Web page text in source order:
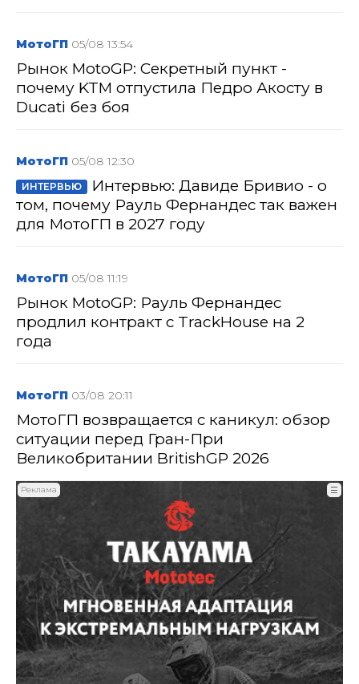
МотоГП 05/08 13:54
Рынок MotoGP: Секретный пункт -
почему KTM отпустила Педро Акосту в
Ducati без боя
МотоГП 05/08 12:30
ИНТЕРВЬЮ
Интервью: Давиде Бривио - о
том, почему Рауль Фернандес так важен
для МотоГП в 2027 году
МотоГП 05/08 11:19
Рынок MotoGP: Рауль Фернандес
продлил контракт с TrackHouse на 2
года
МотоГП 03/08 20:11
МотоГП возвращается с каникул: обзор
ситуации перед Гран-При
Великобритании BritishGP 2026
Реклама ☰